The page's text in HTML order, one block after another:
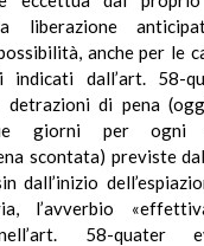
liberazione
anche per le
indicati dall’art. 58-
detrazioni di pena
giorni per ogni
scontata) previste
dall’inizio
l’avverbio
58-quater